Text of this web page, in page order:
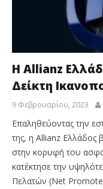
Η Allianz
Δείκτη
9 Φεβρουαρίου, 2023
Επαληθεύοντας την
της, η Allianz Ελλάδος
στην κορυφή του
κατέκτησε την
Πελατών (Net